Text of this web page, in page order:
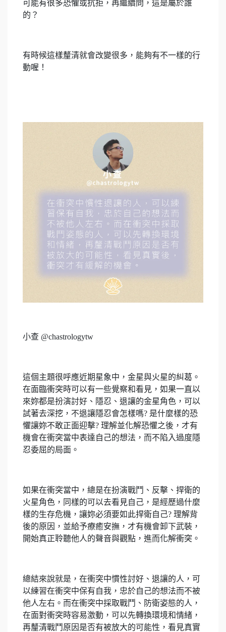
可能有很多恐懼或抗拒，再繼續問，這是屬於誰
的？
有時候這樣釐清就會改變很多，能夠有不一樣的行
動喔！
小查 @chastrologytw
這個主題很呼應近期星象中，金星與火星的糾葛。
在面臨衝突時可以有一些覺察和看見，如果一直以
來妳都是扮演討好、隱忍、退讓的金星角色，可以
試著去深挖，不退讓隱忍會怎樣嗎? 是什麼樣的恐
懼讓妳不敢正面迎擊? 理解並化解恐懼之後，才有
機會在衝突當中表達自己的想法，而不陷入過度隱
忍委屈的局面。
如果在衝突當中，總是在扮演戰鬥、反擊、捍衛的
火星角色，同樣的可以去看見自己，是經歷過什麼
樣的生存危機，讓妳必須要如此捍衛自己? 理解背
後的原因，並給予療癒安撫，才有機會卸下武裝，
開始真正聆聽他人的聲音與觀點，進而化解衝突。
總結來說就是，在衝突中慣性討好、退讓的人，可
以練習在衝突中保有自我，忠於自己的想法而不被
他人左右。而在衝突中採取戰鬥、防衛姿態的人，
在面對衝突時容易激動，可以先轉換環境和情緒，
再釐清戰鬥原因是否有被放大的可能性，看見真實